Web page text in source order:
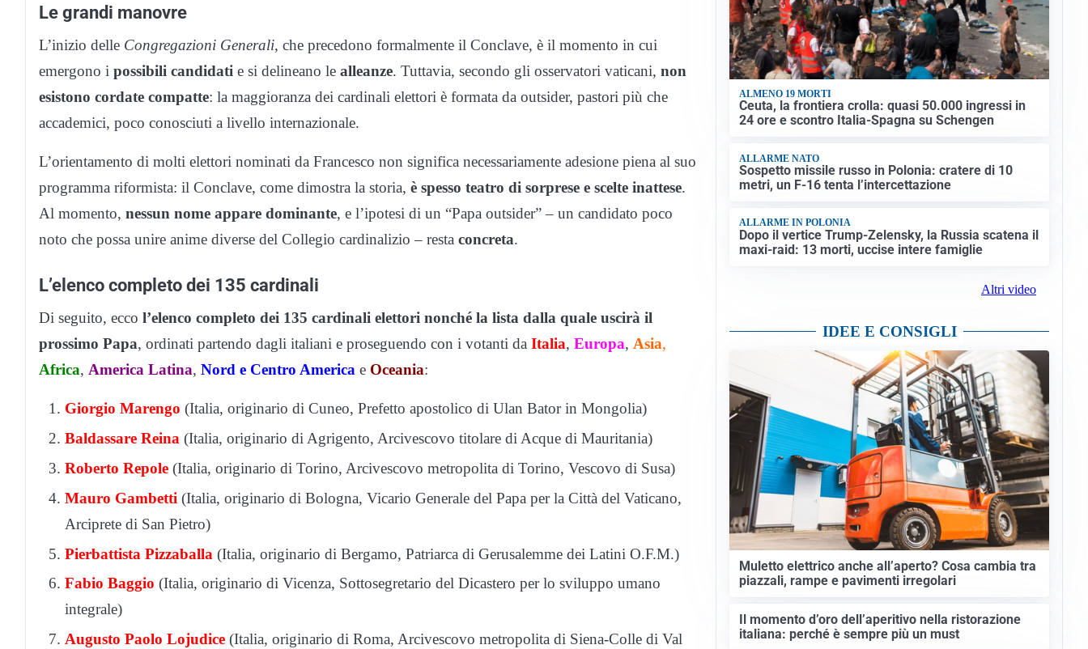
Le grandi manovre
L’inizio delle Congregazioni Generali, che precedono formalmente il Conclave, è il momento in cui
emergono i possibili candidati e si delineano le alleanze. Tuttavia, secondo gli osservatori vaticani, non
esistono cordate compatte: la maggioranza dei cardinali elettori è formata da outsider, pastori più che
accademici, poco conosciuti a livello internazionale.
L’orientamento di molti elettori nominati da Francesco non significa necessariamente adesione piena al suo
programma riformista: il Conclave, come dimostra la storia, è spesso teatro di sorprese e scelte inattese.
Al momento, nessun nome appare dominante, e l’ipotesi di un “Papa outsider” – un candidato poco
noto che possa unire anime diverse del Collegio cardinalizio – resta concreta.
L’elenco completo dei 135 cardinali
Di seguito, ecco l’elenco completo dei 135 cardinali elettori nonché la lista dalla quale uscirà il
prossimo Papa, ordinati partendo dagli italiani e proseguendo con i votanti da Italia, Europa, Asia,
Africa, America Latina, Nord e Centro America e Oceania:
Giorgio Marengo (Italia, originario di Cuneo, Prefetto apostolico di Ulan Bator in Mongolia)
Baldassare Reina (Italia, originario di Agrigento, Arcivescovo titolare di Acque di Mauritania)
Roberto Repole (Italia, originario di Torino, Arcivescovo metropolita di Torino, Vescovo di Susa)
Mauro Gambetti (Italia, originario di Bologna, Vicario Generale del Papa per la Città del Vaticano,
Arciprete di San Pietro)
Pierbattista Pizzaballa (Italia, originario di Bergamo, Patriarca di Gerusalemme dei Latini O.F.M.)
Fabio Baggio (Italia, originario di Vicenza, Sottosegretario del Dicastero per lo sviluppo umano
integrale)
Augusto Paolo Lojudice (Italia, originario di Roma, Arcivescovo metropolita di Siena-Colle di Val
ALMENO 19 MORTI
Ceuta, la frontiera crolla: quasi 50.000 ingressi in
24 ore e scontro Italia-Spagna su Schengen
ALLARME NATO
Sospetto missile russo in Polonia: cratere di 10
metri, un F-16 tenta l’intercettazione
ALLARME IN POLONIA
Dopo il vertice Trump-Zelensky, la Russia scatena il
maxi-raid: 13 morti, uccise intere famiglie
Altri video
IDEE E CONSIGLI
Muletto elettrico anche all’aperto? Cosa cambia tra
piazzali, rampe e pavimenti irregolari
Il momento d’oro dell’aperitivo nella ristorazione
italiana: perché è sempre più un must